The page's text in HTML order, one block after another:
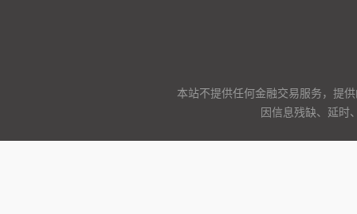
本站不提供任何金融交易服务，提
因信息残缺、延时